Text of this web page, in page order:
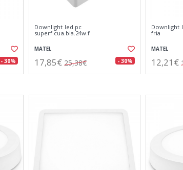
- 30%
Downlight led pc
superf.cua.bla.24w.f
MATEL
17,85€ 25,38€ - 30%
Downlight
fria
MATEL
12,21€